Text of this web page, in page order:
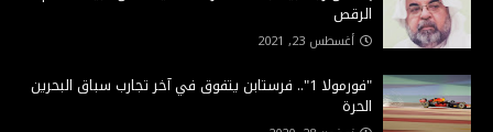
الرقص
أغسطس 23, 2021
"فورمولا 1".. فرستابن يتفوق في آخر تجارب سباق البحرين
الحرة